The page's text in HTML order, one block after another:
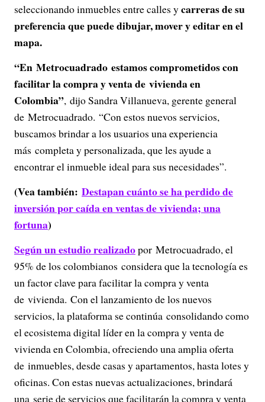
seleccionando inmuebles entre calles ycarreras de su
preferencia que puede dibujar, mover y editar en el
mapa.
“En Metrocuadrado estamos comprometidos con
facilitar la compra y venta de vivienda en
Colombia”, dijo Sandra Villanueva, gerente general
de Metrocuadrado. “Con estos nuevos servicios,
buscamos brindar a los usuarios una experiencia
más completa y personalizada, que les ayude a
encontrar el inmueble ideal para sus necesidades”.
(Vea también: Destapan cuánto se ha perdido de
inversión por caída en ventas de vivienda; una
fortuna)
Según un estudio realizadopor Metrocuadrado, el
95% de los colombianos considera que la tecnología es
un factor clave para facilitar la compra y venta
de vivienda. Con el lanzamiento de los nuevos
servicios, la plataforma se continúa consolidando como
el ecosistema digital líder en la compra y venta de
vivienda en Colombia, ofreciendo una amplia oferta
de inmuebles, desde casas y apartamentos, hasta lotes y
oficinas. Con estas nuevas actualizaciones, brindará
una serie de servicios que facilitarán la compra y venta